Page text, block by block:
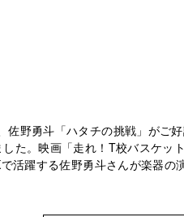
佐野勇斗「ハタチの挑戦」がご
た。映画「走れ！T校バスケット
活躍する佐野勇斗さんが楽器の